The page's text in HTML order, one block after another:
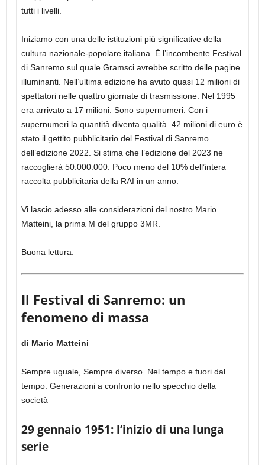
tutti i livelli.
Iniziamo con una delle istituzioni più significative della
cultura nazionale-popolare italiana. È l’incombente Festival
di Sanremo sul quale Gramsci avrebbe scritto delle pagine
illuminanti. Nell’ultima edizione ha avuto quasi 12 milioni di
spettatori nelle quattro giornate di trasmissione. Nel 1995
era arrivato a 17 milioni. Sono supernumeri. Con i
supernumeri la quantità diventa qualità. 42 milioni di euro è
stato il gettito pubblicitario del Festival di Sanremo
dell’edizione 2022. Si stima che l’edizione del 2023 ne
raccoglierà 50.000.000. Poco meno del 10% dell’intera
raccolta pubblicitaria della RAI in un anno.
Vi lascio adesso alle considerazioni del nostro Mario
Matteini, la prima M del gruppo 3MR.
Buona lettura.
Il Festival di Sanremo: un
fenomeno di massa
di Mario Matteini
Sempre uguale, Sempre diverso. Nel tempo e fuori dal
tempo. Generazioni a confronto nello specchio della
società
29 gennaio 1951: l’inizio di una lunga
serie